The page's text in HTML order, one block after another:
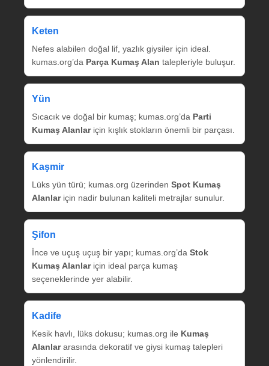
Keten
Nefes alabilen doğal lif, yazlık giysiler için ideal.
kumas.org’da Parça Kumaş Alan talepleriyle buluşur.
Yün
Sıcacık ve doğal bir kumaş; kumas.org’da Parti
Kumaş Alanlariçin kışlık stokların önemli bir parçası.
Kaşmir
Lüks yün türü; kumas.org üzerinden Spot Kumaş
Alanlariçin nadir bulunan kaliteli metrajlar sunulur.
Şifon
İnce ve uçuş uçuş bir yapı; kumas.org’da Stok
Kumaş Alanlariçin ideal parça kumaş
seçeneklerinde yer alabilir.
Kadife
Kesik havlı, lüks dokusu; kumas.org ile Kumaş
Alanlararasında dekoratif ve giysi kumaş talepleri
yönlendirilir.